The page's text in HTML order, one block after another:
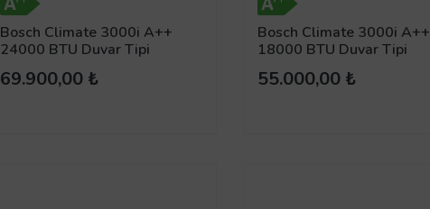
Bosch Climate 3000i A++
24000 BTU Duvar Tipi
69.900,00 ₺
Bosch Climate 3000i A++
18000 BTU Duvar Tipi
55.000,00 ₺